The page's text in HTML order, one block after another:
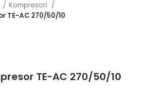
Kompresori
TE-AC 270/50/10
TE-AC 270/50/10